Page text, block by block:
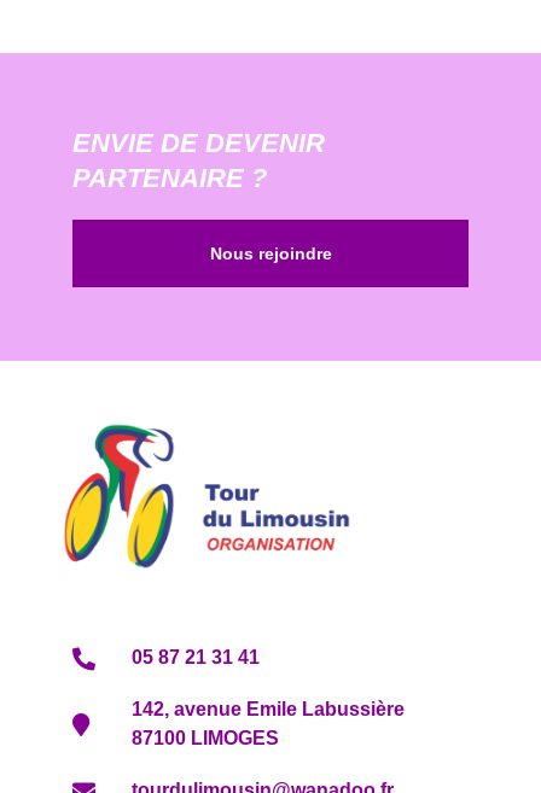
ENVIE DE DEVENIR
PARTENAIRE ?
Nous rejoindre
05 87 21 31 41
142, avenue Emile Labussière
87100 LIMOGES